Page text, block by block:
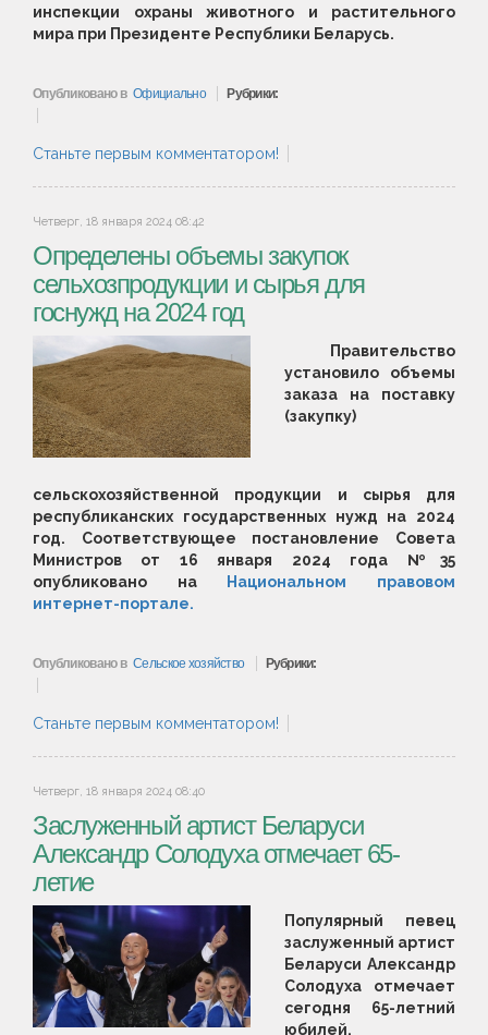
инспекции охраны животного и растительного
мира при Президенте Республики Беларусь.
Опубликовано в Официально Рубрики:
Станьте первым комментатором!
Четверг, 18 января 2024 08:42
Определены объемы закупок
сельхозпродукции и сырья для
госнужд на 2024 год
Правительство
установило объемы
заказа на поставку
(закупку)
сельскохозяйственной продукции и сырья для
республиканских государственных нужд на 2024
год. Соответствующее постановление Совета
Министров от 16 января 2024 года №35
опубликовано на
Национальном правовом
интернет-портале.
Опубликовано в Сельское хозяйство Рубрики:
Станьте первым комментатором!
Четверг, 18 января 2024 08:40
Заслуженный артист Беларуси
Александр Солодуха отмечает 65-
летие
Популярный певец
заслуженный артист
Беларуси Александр
Солодуха отмечает
сегодня 65-летний
юбилей.